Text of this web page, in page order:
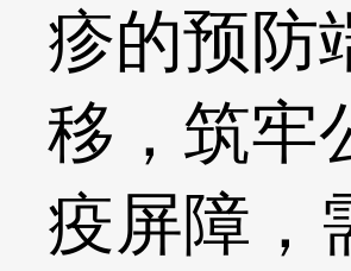
疹的预防
移，筑牢
疫屏障，